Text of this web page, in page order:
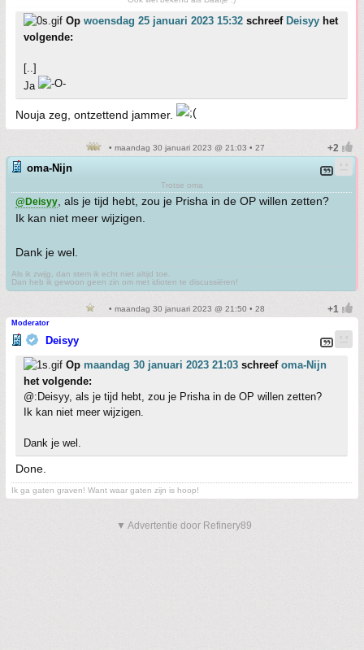
Op woensdag 25 januari 2023 15:32 schreef Deisyy het
volgende:
[..]
Ja
Nouja zeg, ontzettend jammer.
• maandag 30 januari 2023 @ 21:03 • 27
oma-Nijn
Trotse oma
@Deisyy, als je tijd hebt, zou je Prisha in de OP willen zetten?
Ik kan niet meer wijzigen.
Dank je wel.
Als ik zwijg, dan stem ik echt niet altijd toe.
Dan heb ik gewoon geen zin om met idioten te discussiëren!
• maandag 30 januari 2023 @ 21:50 • 28
Moderator
Deisyy
Op maandag 30 januari 2023 21:03 schreef oma-Nijn
het volgende:
@:Deisyy, als je tijd hebt, zou je Prisha in de OP willen zetten?
Ik kan niet meer wijzigen.
Dank je wel.
Done.
Ik ga gaten graven! Want waar gaten zijn is hoop!
▼ Advertentie door Refinery89